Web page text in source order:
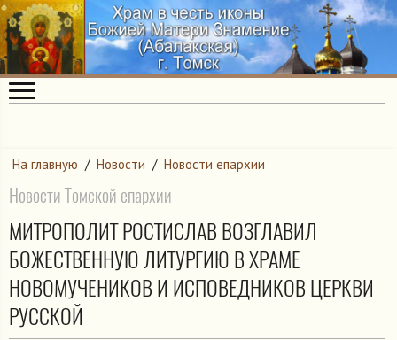
На главную / Новости / Новости епархии
Новости Томской епархии
МИТРОПОЛИТ РОСТИСЛАВ ВОЗГЛАВИЛ
БОЖЕСТВЕННУЮ ЛИТУРГИЮ В ХРАМЕ
НОВОМУЧЕНИКОВ И ИСПОВЕДНИКОВ ЦЕРКВИ
РУССКОЙ